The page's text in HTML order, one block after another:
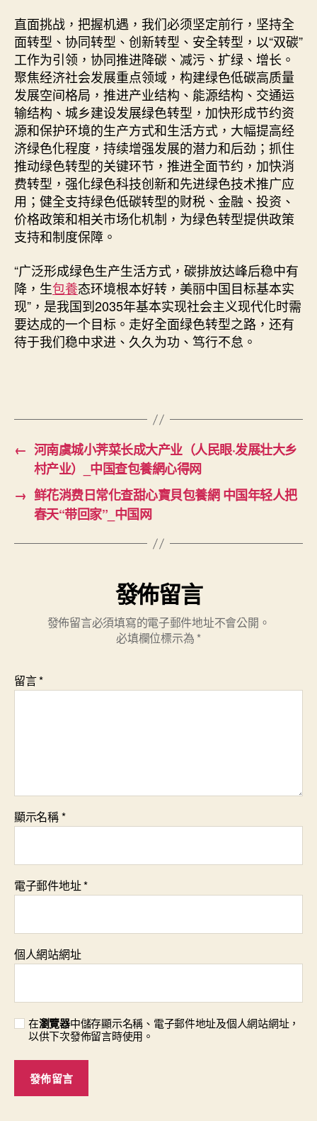
直面挑战，把握机遇，我们必须坚定前行，坚持全
面转型、协同转型、创新转型、安全转型，以“双碳”
工作为引领，协同推进降碳、减污、扩绿、增长。
聚焦经济社会发展重点领域，构建绿色低碳高质量
发展空间格局，推进产业结构、能源结构、交通运
输结构、城乡建设发展绿色转型，加快形成节约资
源和保护环境的生产方式和生活方式，大幅提高经
济绿色化程度，持续增强发展的潜力和后劲；抓住
推动绿色转型的关键环节，推进全面节约，加快消
费转型，强化绿色科技创新和先进绿色技术推广应
用；健全支持绿色低碳转型的财税、金融、投资、
价格政策和相关市场化机制，为绿色转型提供政策
支持和制度保障。
“广泛形成绿色生产生活方式，碳排放达峰后稳中有
降，生包養态环境根本好转，美丽中国目标基本实
现”，是我国到2035年基本实现社会主义现代化时需
要达成的一个目标。走好全面绿色转型之路，还有
待于我们稳中求进、久久为功、笃行不怠。
← 河南虞城小荠菜长成大产业（人民眼·发展壮大乡
村产业）_中国查包養網心得网
→ 鲜花消费日常化查甜心寶貝包養網 中国年轻人把
春天“带回家”_中国网
發佈留言
發佈留言必須填寫的電子郵件地址不會公開。
必填欄位標示為 *
留言*
顯示名稱*
電子郵件地址*
個人網站網址
在瀏覽器中儲存顯示名稱、電子郵件地址及個人網站網址，
以供下次發佈留言時使用。